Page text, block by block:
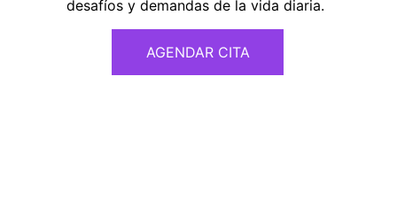
desafíos y demandas de la vida diaria.
AGENDAR CITA